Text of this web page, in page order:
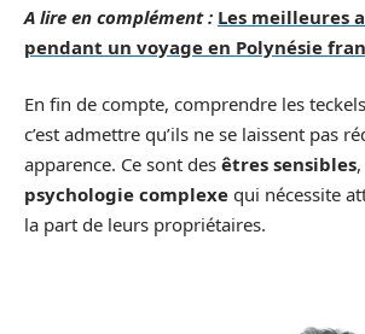
A lire en complément : Les meilleures
pendant un voyage en Polynésie
En fin de compte, comprendre les
c’est admettre qu’ils ne se laissent pas
apparence. Ce sont des êtres sensibles
psychologie complexe qui nécessite
la part de leurs propriétaires.